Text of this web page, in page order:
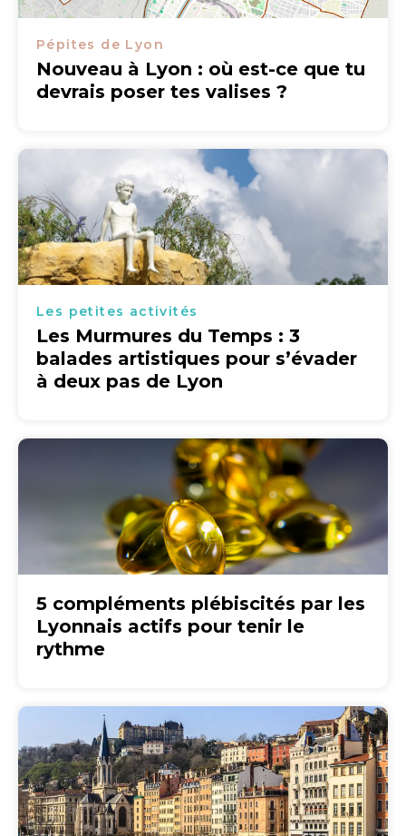
Pépites de Lyon
Nouveau à Lyon : où est-ce que tu
devrais poser tes valises ?
Les petites activités
Les Murmures du Temps : 3
balades artistiques pour s’évader
à deux pas de Lyon
5 compléments plébiscités par les
Lyonnais actifs pour tenir le
rythme